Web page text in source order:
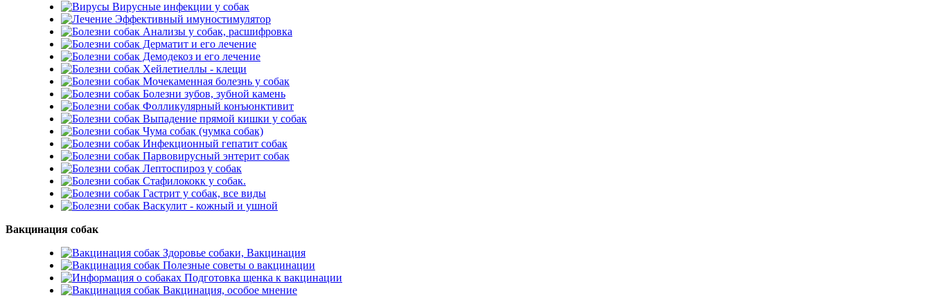
Вирусные инфекции у собак
Эффективный имуностимулятор
Анализы у собак, расшифровка
Дерматит и его лечение
Демодекоз и его лечение
Хейлетиеллы - клещи
Мочекаменная болезнь у собак
Болезни зубов, зубной камень
Фолликулярный конъюнктивит
Выпадение прямой кишки у собак
Чума собак (чумка собак)
Инфекционный гепатит собак
Парвовирусный энтерит собак
Лептоспироз у собак
Стафилококк у собак.
Гастрит у собак, все виды
Васкулит - кожный и ушной
Вакцинация собак
Здоровье собаки, Вакцинация
Полезные советы о вакцинации
Подготовка щенка к вакцинации
Вакцинация, особое мнение